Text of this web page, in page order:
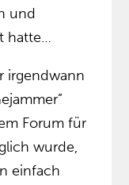
und
hatte…
irgendwann
Forum für
wurde,
einfach